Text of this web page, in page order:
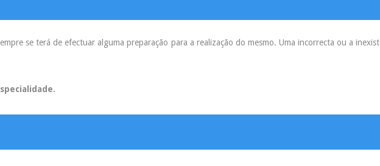
se terá de efectuar alguma preparação para a realização do mesmo. Uma incorrecta ou a